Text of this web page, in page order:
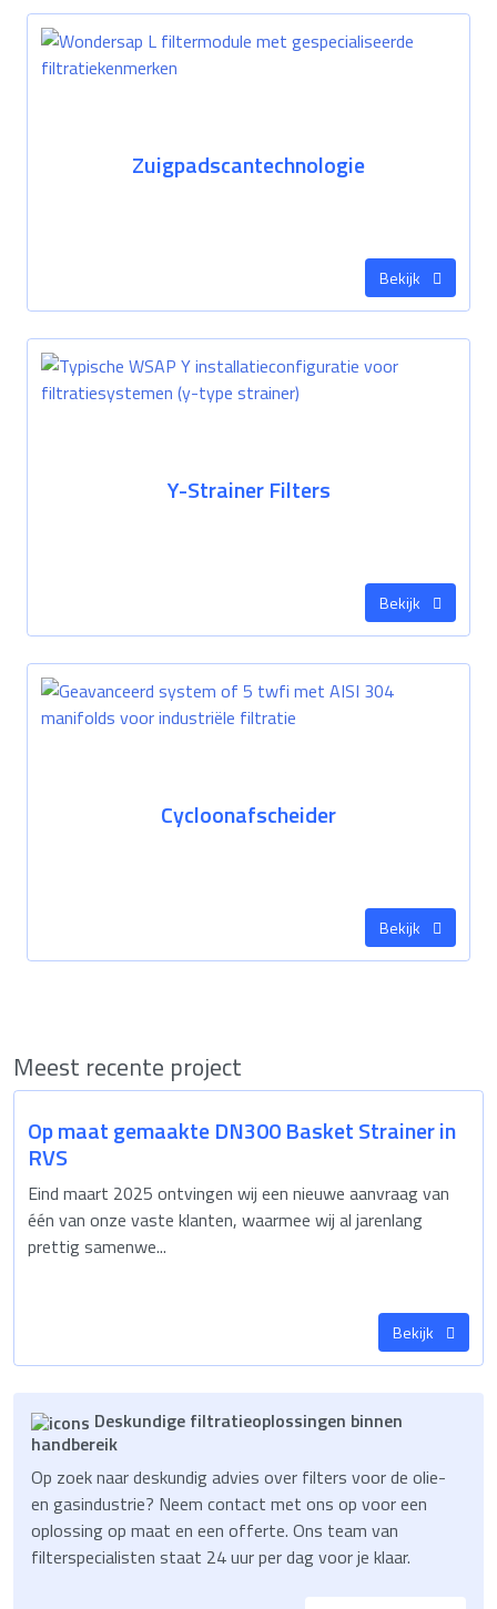
Zuigpadscantechnologie
Bekijk
Y-Strainer Filters
Bekijk
Cycloonafscheider
Bekijk
Meest recente project
Op maat gemaakte DN300 Basket Strainer in
RVS
Eind maart 2025 ontvingen wij een nieuwe aanvraag van
één van onze vaste klanten, waarmee wij al jarenlang
prettig samenwe...
Bekijk
Deskundige filtratieoplossingen binnen
handbereik
Op zoek naar deskundig advies over filters voor de olie-
en gasindustrie? Neem contact met ons op voor een
oplossing op maat en een offerte. Ons team van
filterspecialisten staat 24 uur per dag voor je klaar.